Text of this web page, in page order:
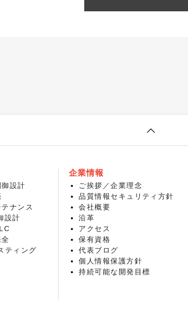
設計
ナンス
設計
ティング
企業情報
ご挨拶／企業理念
品質情報セキュリティ方針
会社概要
沿革
アクセス
保有資格
代表ブログ
個人情報保護方針
持続可能な開発目標